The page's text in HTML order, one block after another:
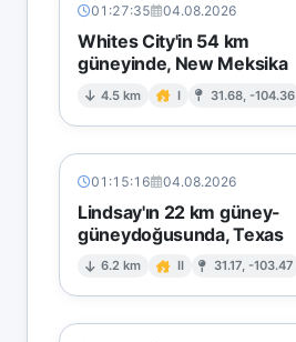
01:27:35 04.08.2026
Whites City'in 54 km
güneyinde, New Meksika
4.5 km I 31.68, -104.36
01:15:16 04.08.2026
Lindsay'ın 22 km güney-
güneydoğusunda, Texas
6.2 km II 31.17, -103.47